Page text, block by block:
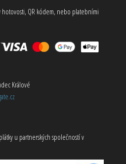
QR kódem, nebo platebními
Králové
u partnerských společností v